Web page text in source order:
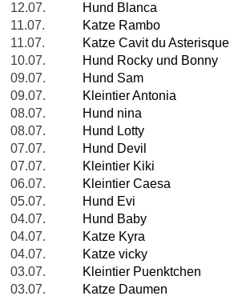
12.07.
Hund Blanca
11.07.
Katze Rambo
11.07.
Katze Cavit du Asterisque
10.07.
Hund Rocky und Bonny
09.07.
Hund Sam
09.07.
Kleintier Antonia
08.07.
Hund nina
08.07.
Hund Lotty
07.07.
Hund Devil
07.07.
Kleintier Kiki
06.07.
Kleintier Caesa
05.07.
Hund Evi
04.07.
Hund Baby
04.07.
Katze Kyra
04.07.
Katze vicky
03.07.
Kleintier Puenktchen
03.07.
Katze Daumen